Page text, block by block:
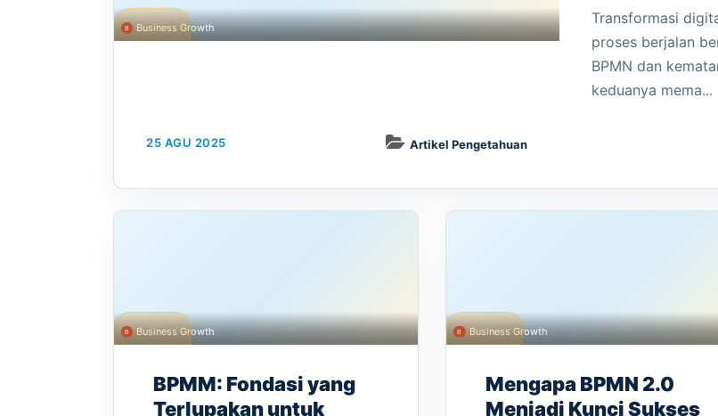
Business Growth
Transformasi
proses berjalan
BPMN dan
keduanya mema...
25 AGU 2025 Artikel Pengetahuan
Business Growth
BPMM: Fondasi yang
Terlupakan untuk
Business Growth
Mengapa BPMN 2.0
Menjadi Kunci Sukses